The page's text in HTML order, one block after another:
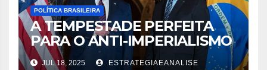
POLÍTICA BRASILEIRA
A TEMPESTADE PERFEITA
PARA O ANTI-IMPERIALISMO
NO BRASIL
JUL 18, 2025 ESTRATEGIAEANALISE